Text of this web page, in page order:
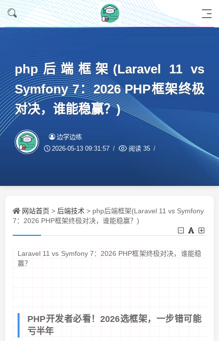
php后端框架(Laravel 11 vs
Symfony 7：2026 PHP框架终极
对决，谁能稳赢？)
边学边练
2026-05-13 09:31:57 阅读 35
网站首页 > 后端技术 > php后端框架(Laravel 11 vs Symfony
7：2026 PHP框架终极对决，谁能稳赢？)
Laravel 11 vs Symfony 7：2026 PHP框架终极对决，谁能稳
赢？
PHP开发者必看！2026选框架，一步错可能
亏半年